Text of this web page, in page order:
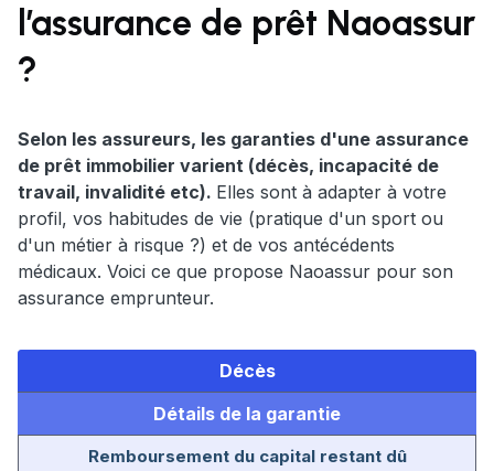
l’assurance de prêt Naoassur
?
Selon les assureurs, les garanties d'une assurance
de prêt immobilier varient (décès, incapacité de
travail, invalidité etc). Elles sont à adapter à votre
profil, vos habitudes de vie (pratique d'un sport ou
d'un métier à risque ?) et de vos antécédents
médicaux. Voici ce que propose Naoassur pour son
assurance emprunteur.
Décès
Détails de la garantie
Remboursement du capital restant dû